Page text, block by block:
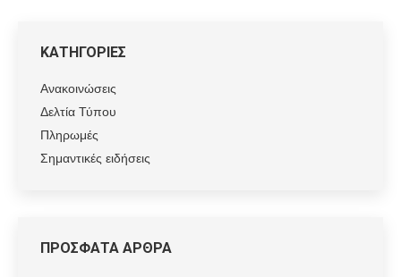
ΚΑΤΗΓΟΡΙΕΣ
Ανακοινώσεις
Δελτία Τύπου
Πληρωμές
Σημαντικές ειδήσεις
ΠΡΟΣΦΑΤΑ ΑΡΘΡΑ